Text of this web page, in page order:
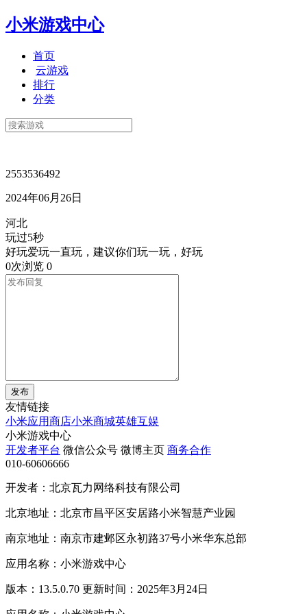
小米游戏中心
首页
云游戏
排行
分类
2553536492
2024年06月26日
河北
玩过5秒
好玩爱玩一直玩，建议你们玩一玩，好玩
0次浏览 0
发布
友情链接
小米应用商店小米商城英雄互娱
小米游戏中心
开发者平台 微信公众号 微博主页 商务合作
010-60606666
开发者：北京瓦力网络科技有限公司
北京地址：北京市昌平区安居路小米智慧产业园
南京地址：南京市建邺区永初路37号小米华东总部
应用名称：小米游戏中心
版本：13.5.0.70 更新时间：2025年3月24日